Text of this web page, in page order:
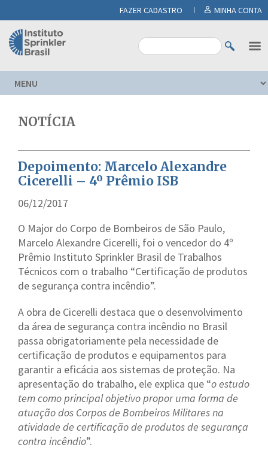
FAZER CADASTRO MINHA CONTA
NOTÍCIA
Depoimento: Marcelo Alexandre
Cicerelli – 4º Prêmio ISB
06/12/2017
O Major do Corpo de Bombeiros de São Paulo,
Marcelo Alexandre Cicerelli, foi o vencedor do 4º
Prêmio Instituto Sprinkler Brasil de Trabalhos
Técnicos com o trabalho “Certificação de produtos
de segurança contra incêndio”.
A obra de Cicerelli destaca que o desenvolvimento
da área de segurança contra incêndio no Brasil
passa obrigatoriamente pela necessidade de
certificação de produtos e equipamentos para
garantir a eficácia aos sistemas de proteção. Na
apresentação do trabalho, ele explica que “o estudo
tem como principal objetivo propor uma forma de
atuação dos Corpos de Bombeiros Militares na
atividade de certificação de produtos de segurança
contra incêndio”.